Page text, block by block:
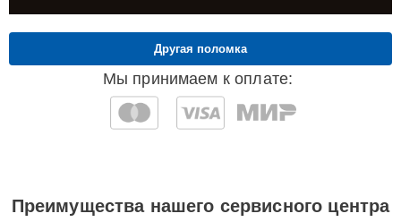
Мы принимаем к оплате:
Другая поломка
Преимущества нашего сервисного центра